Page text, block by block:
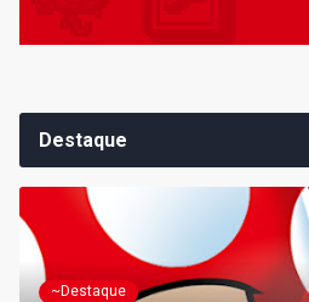
Destaque
~Destaque